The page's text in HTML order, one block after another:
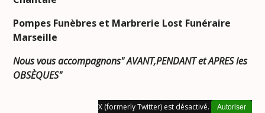
Pompes Funèbres et Marbrerie Lost Funéraire
Marseille
Nous vous accompagnons" AVANT,PENDANT et APRES les
OBSÈQUES"
X (formerly Twitter) est désactivé. Autoriser